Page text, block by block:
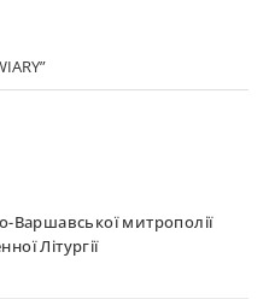
Варшавської митрополії
Літургії